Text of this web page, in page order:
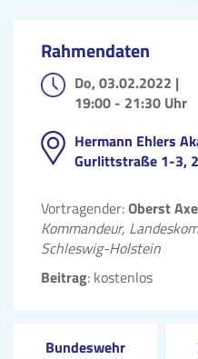
Rahmendaten
Do, 03.02.2022 |
19:00 - 21:30 Uhr
Hermann Ehlers
Gurlittstraße 1-3,
Vortragender:Oberst
Kommandeur,
Schleswig-Holstein
Beitrag: kostenlos
Bundeswehr